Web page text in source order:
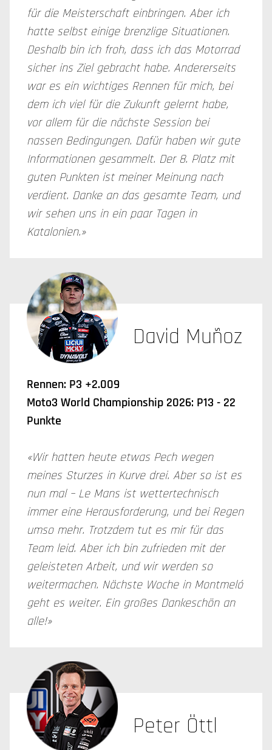
für die Meisterschaft einbringen. Aber ich
hatte selbst einige brenzlige Situationen.
Deshalb bin ich froh, dass ich das Motorrad
sicher ins Ziel gebracht habe. Andererseits
war es ein wichtiges Rennen für mich, bei
dem ich viel für die Zukunft gelernt habe,
vor allem für die nächste Session bei
nassen Bedingungen. Dafür haben wir gute
Informationen gesammelt. Der 8. Platz mit
guten Punkten ist meiner Meinung nach
verdient. Danke an das gesamte Team, und
wir sehen uns in ein paar Tagen in
Katalonien.»
David Muñoz
Rennen: P3 +2.009
Moto3 World Championship 2026: P13 - 22
Punkte
«Wir hatten heute etwas Pech wegen
meines Sturzes in Kurve drei. Aber so ist es
nun mal – Le Mans ist wettertechnisch
immer eine Herausforderung, und bei Regen
umso mehr. Trotzdem tut es mir für das
Team leid. Aber ich bin zufrieden mit der
geleisteten Arbeit, und wir werden so
weitermachen. Nächste Woche in Montmeló
geht es weiter. Ein großes Dankeschön an
alle!»
Peter Öttl